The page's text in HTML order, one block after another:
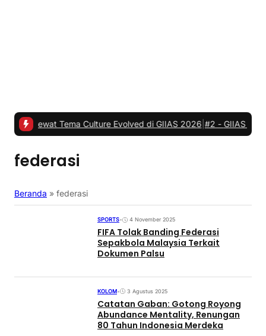
Tema Culture Evolved di GIIAS 2026 |#2 -GIIAS 2026, JETOUR
federasi
Beranda » federasi
SPORTS• 4 November 2025
FIFA Tolak Banding Federasi
Sepakbola Malaysia Terkait
Dokumen Palsu
KOLOM• 3 Agustus 2025
Catatan Gaban: Gotong Royong
Abundance Mentality, Renungan
80 Tahun Indonesia Merdeka